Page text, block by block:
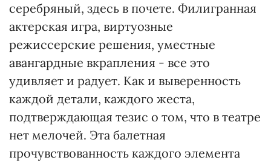
серебряный, здесь в почете. Филигранная
актерская игра, виртуозные
режиссерские решения, уместные
авангардные вкрапления - все это
удивляет и радует. Как и выверенность
каждой детали, каждого жеста,
подтверждающая тезис о том, что в театре
нет мелочей. Эта балетная
прочувствованность каждого элемента